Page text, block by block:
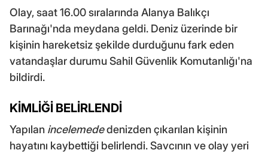
Olay, saat 16.00 sıralarında Alanya Balıkçı
Barınağı'nda meydana geldi. Deniz üzerinde bir
kişinin hareketsiz şekilde durduğunu fark eden
vatandaşlar durumu Sahil Güvenlik Komutanlığı'na
bildirdi.
KİMLİĞİ BELİRLENDİ
Yapılan incelemededenizden çıkarılan kişinin
hayatını kaybettiği belirlendi. Savcının ve olay yeri